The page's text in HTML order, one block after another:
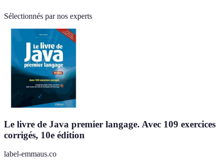
Sélectionnés par nos experts
Le livre de Java premier langage. Avec 109 exercices
corrigés, 10e édition
label-emmaus.co